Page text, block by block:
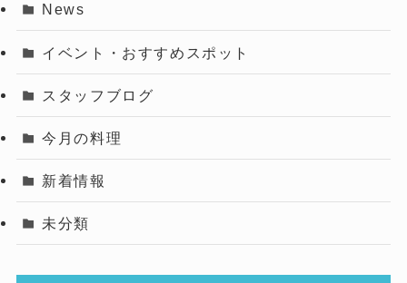
News
イベント・おすすめスポット
スタッフブログ
今月の料理
新着情報
未分類